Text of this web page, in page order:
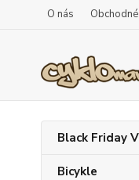
O nás
Black Friday
Bicykle